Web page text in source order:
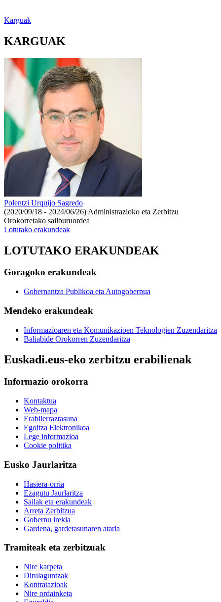
Karguak
KARGUAK
Polentzi Urquijo Sagredo
(2020/09/18 - 2024/06/26) Administrazioko eta Zerbitzu
Orokorretako sailburuordea
Lotutako erakundeak
LOTUTAKO ERAKUNDEAK
Goragoko erakundeak
Gobernantza Publikoa eta Autogobernua
Mendeko erakundeak
Informazioaren eta Komunikazioen Teknologien Zuzendaritza
Baliabide Orokorren Zuzendaritza
Euskadi.eus-eko zerbitzu erabilienak
Informazio orokorra
Kontaktua
Web-mapa
Erabilerraztasuna
Egoitza Elektronikoa
Lege informazioa
Cookie politika
Eusko Jaurlaritza
Hasiera-orria
Ezagutu Jaurlaritza
Sailak eta erakundeak
Arreta Zerbitzua
Gobernu irekia
Gardena, gardetasunaren ataria
Tramiteak eta zerbitzuak
Nire karpeta
Dirulaguntzak
Kontratazioak
Nire ordainketa